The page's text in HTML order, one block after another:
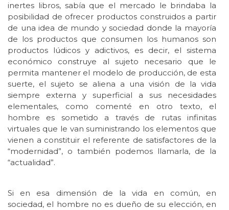
inertes libros, sabía que el mercado le brindaba la
posibilidad de ofrecer productos construidos a partir
de una idea de mundo y sociedad donde la mayoría
de los productos que consumen los humanos son
productos lúdicos y adictivos, es decir, el sistema
económico construye al sujeto necesario que le
permita mantener el modelo de producción, de esta
suerte, el sujeto se aliena a una visión de la vida
siempre externa y superficial a sus necesidades
elementales, como comenté en otro texto, el
hombre es sometido a través de rutas infinitas
virtuales que le van suministrando los elementos que
vienen a constituir el referente de satisfactores de la
“modernidad”, o también podemos llamarla, de la
“actualidad”.
Si en esa dimensión de la vida en común, en
sociedad, el hombre no es dueño de su elección, en